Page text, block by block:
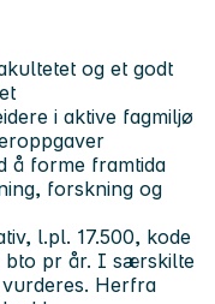
og et godt
i aktive fagmiljø
å forme framtida
forskning og
l.pl. 17.500, kode
bto pr år. I særskilte
Herfra